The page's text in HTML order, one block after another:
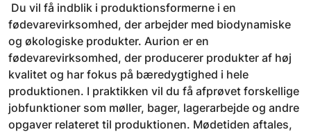
Du vil få indblik i produktionsformerne i en
fødevarevirksomhed, der arbejder med biodynamiske
og økologiske produkter. Aurion er en
fødevarevirksomhed, der producerer produkter af høj
kvalitet og har fokus på bæredygtighed i hele
produktionen. I praktikken vil du få afprøvet forskellige
jobfunktioner som møller, bager, lagerarbejde og andre
opgaver relateret til produktionen. Mødetiden aftales,